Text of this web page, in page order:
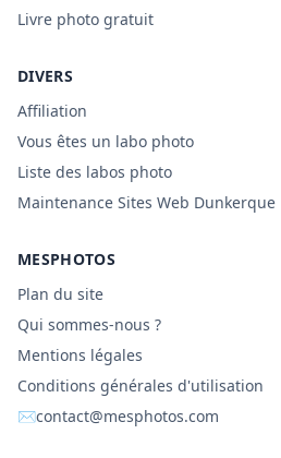
Livre photo gratuit
DIVERS
Affiliation
Vous êtes un labo photo
Liste des labos photo
Maintenance Sites Web Dunkerque
MESPHOTOS
Plan du site
Qui sommes-nous ?
Mentions légales
Conditions générales d'utilisation
✉contact@mesphotos.com